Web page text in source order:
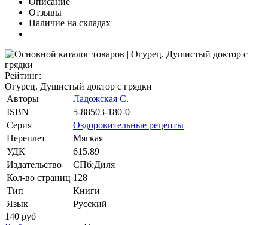
Отзывы
Наличие на складах
Рейтинг:
Огурец. Душистый доктор с грядки
Авторы
Ладожская С.
ISBN
5-88503-180-0
Серия
Оздоровительные рецепты
Переплет
Мягкая
УДК
615.89
Издательство
СПб:Диля
Кол-во страниц 128
Тип
Книги
Язык
Русский
140 руб